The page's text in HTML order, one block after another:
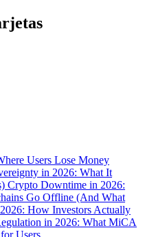
Users Lose Money
in 2026: What It
Crypto Downtime in 2026:
Go Offline (And What
How Investors Actually
in 2026: What MiCA